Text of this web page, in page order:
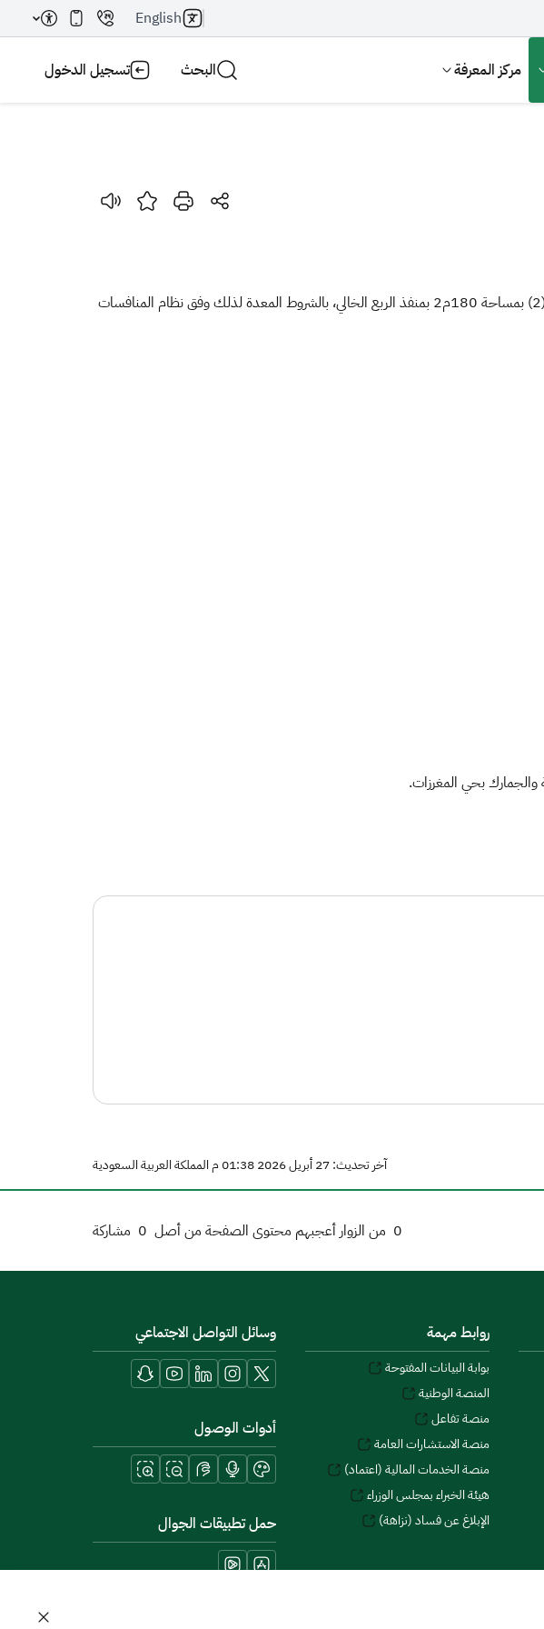
English
مركز المعرفة البحث تسجيل الدخول
تعلن هيئة الزكاة والضريبة والجمارك عن طرح منافسات عامـــــة (أظرف مغلقة) لتأجير واستثمار أرضٍ سكنية عدد (2) بمساحة 180م2 بمنفذ الربع الخالي، بالشروط المعدة لذلك وفق نظام المنافسات
والجمارك بحي المغرزات.​​
آخر تحديث: 27 أبريل 2026 01:38 م المملكة العربية السعودية
0 من الزوار أعجبهم محتوى الصفحة من أصل 0 مشاركة
روابط مهمة
بوابة البيانات المفتوحة
المنصة الوطنية
منصة تفاعل
منصة الاستشارات العامة
منصة الخدمات المالية (اعتماد)
هيئة الخبراء بمجلس الوزراء
الإبلاغ عن فساد (نزاهة)
وسائل التواصل الاجتماعي
أدوات الوصول
حمل تطبيقات الجوال